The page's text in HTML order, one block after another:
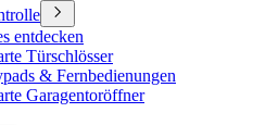
entdecken
Türschlösser
& Fernbedienungen
Garagentoröffner